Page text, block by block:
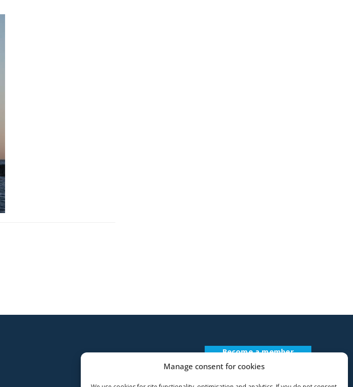
Manage consent for cookies
Become a member
Register Description